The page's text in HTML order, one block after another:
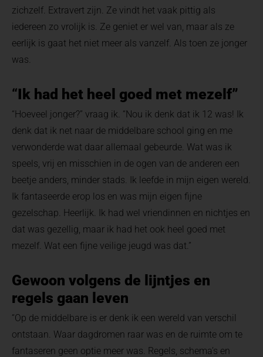
zichzelf. Extravert zijn. Ze vindt het vaak pittig als
iedereen zo vrolijk is. Ze geniet er wel van, maar als ze
eerlijk is gaat het niet meer als vanzelf. Als toen ze jonger
was.
“Ik had het heel goed met mezelf”
“Hoeveel jonger?” vraag ik. “Nou ik denk dat ik 12 was! Ik
denk dat ik net naar de middelbare school ging en me
verwonderde wat daar allemaal gebeurde. Wat was ik
speels, vrij en misschien in de ogen van de anderen een
beetje anders, minder stads. Ik leefde in mijn eigen wereld.
Ik fantaseerde erop los en was mijn eigen fijne
gezelschap. Heerlijk. Ik had wel vriendinnen en nichtjes en
dat was gezellig, maar ik had het ook heel goed met
mezelf. Wat een fijne veilige jeugd was dat.”
Gewoon volgens de lijntjes en
regels gaan leven
“Op de middelbare is er denk ik een wereld van verschil
ontstaan. Waar dagdromen raar was en de ruimte om te
fantaseren geen optie meer was. Regels, schema’s en